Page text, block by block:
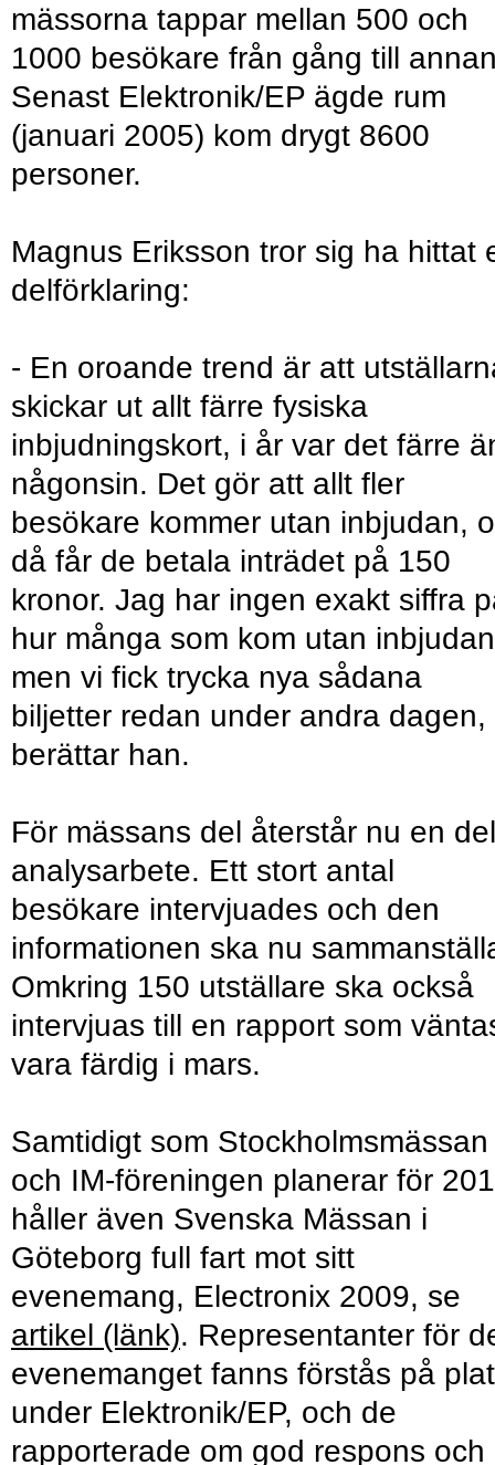
mässorna tappar mellan 500 och
1000 besökare från gång till
Senast Elektronik/EP ägde rum
(januari 2005) kom drygt 8600
personer.
Magnus Eriksson tror sig ha hittat
delförklaring:
- En oroande trend är att
skickar ut allt färre fysiska
inbjudningskort, i år var det färre
någonsin. Det gör att allt fler
besökare kommer utan inbjudan,
då får de betala inträdet på 150
kronor. Jag har ingen exakt siffra
hur många som kom utan
men vi fick trycka nya sådana
biljetter redan under andra dagen,
berättar han.
För mässans del återstår nu en del
analysarbete. Ett stort antal
besökare intervjuades och den
informationen ska nu
Omkring 150 utställare ska också
intervjuas till en rapport som
vara färdig i mars.
Samtidigt som Stockholmsmässan
och IM-föreningen planerar för
håller även Svenska Mässan i
Göteborg full fart mot sitt
evenemang, Electronix 2009, se
artikel (länk). Representanter för
evenemanget fanns förstås på
under Elektronik/EP, och de
rapporterade om god respons och